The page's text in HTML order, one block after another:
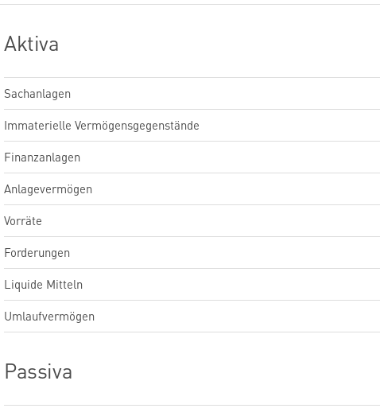
Aktiva
Sachanlagen
Immaterielle Vermögensgegenstände
Finanzanlagen
Anlagevermögen
Vorräte
Forderungen
Liquide Mitteln
Umlaufvermögen
Passiva